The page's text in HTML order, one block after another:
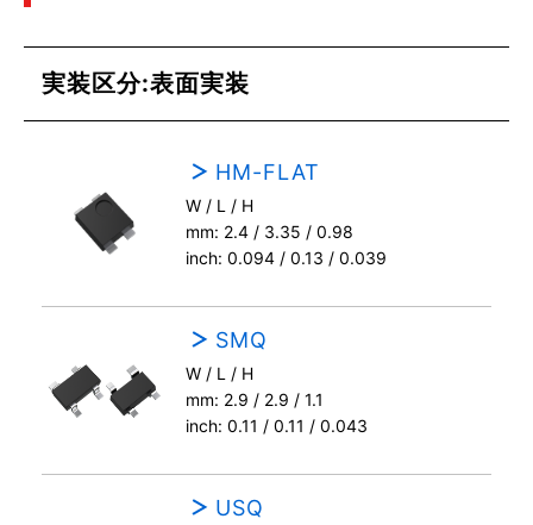
実装区分:表面実装
HM-FLAT
W / L / H
mm: 2.4 / 3.35 / 0.98
inch: 0.094 / 0.13 / 0.039
SMQ
W / L / H
mm: 2.9 / 2.9 / 1.1
inch: 0.11 / 0.11 / 0.043
USQ